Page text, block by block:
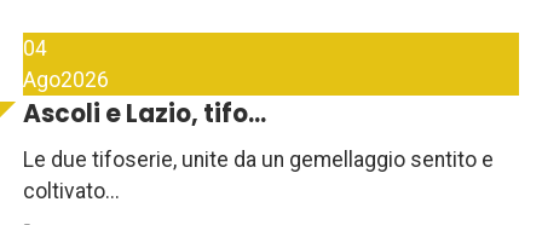
04
Ago2026
Ascoli e Lazio, tifo...
Le due tifoserie, unite da un gemellaggio sentito e
coltivato...